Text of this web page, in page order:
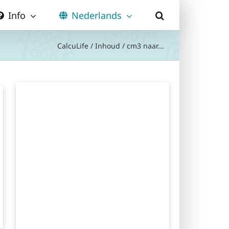
Info Nederlands
CalcuLife / Inhoud / cm3 naar...